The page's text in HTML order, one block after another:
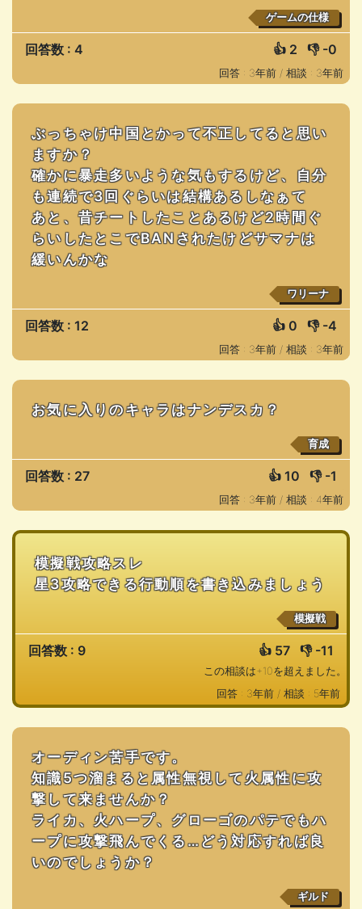
ゲームの仕様
回答数 : 4 👍 2 👎 -0
回答 : 3年前 / 相談 : 3年前
ぶっちゃけ中国とかって不正してると思い
ますか？
確かに暴走多いような気もするけど、自分
も連続で3回ぐらいは結構あるしなぁて
あと、昔チートしたことあるけど2時間ぐ
らいしたとこでBANされたけどサマナは
緩いんかな
ワリーナ
回答数 : 12 👍 0 👎 -4
回答 : 3年前 / 相談 : 3年前
お気に入りのキャラはナンデスカ？
育成
回答数 : 27 👍 10 👎 -1
回答 : 3年前 / 相談 : 4年前
模擬戦攻略スレ
星3攻略できる行動順を書き込みましょう
模擬戦
回答数 : 9 👍 57 👎 -11
この相談は+10を超えました。
回答 : 3年前 / 相談 : 5年前
オーディン苦手です。
知識5つ溜まると属性無視して火属性に攻
撃して来ませんか？
ライカ、火ハープ、グローゴのパテでもハ
ープに攻撃飛んでくる…どう対応すれば良
いのでしょうか？
ギルド